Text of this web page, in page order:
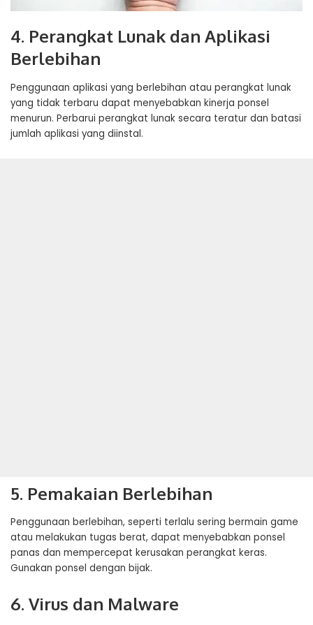
4. Perangkat Lunak dan Aplikasi
Berlebihan
Penggunaan aplikasi yang berlebihan atau perangkat lunak
yang tidak terbaru dapat menyebabkan kinerja ponsel
menurun. Perbarui perangkat lunak secara teratur dan batasi
jumlah aplikasi yang diinstal.
5. Pemakaian Berlebihan
Penggunaan berlebihan, seperti terlalu sering bermain game
atau melakukan tugas berat, dapat menyebabkan ponsel
panas dan mempercepat kerusakan perangkat keras.
Gunakan ponsel dengan bijak.
6. Virus dan Malware